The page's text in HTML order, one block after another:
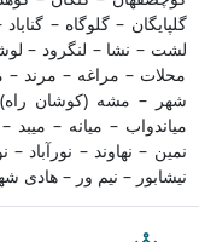
گلپایگان – گلوگاه –
لشت – نشا – لنگرود –
محلات – مراغه – مرند
شهر – مشه (کوشان راه)
میاندواب – میانه –
نمین – نهاوند – نورآباد
نیشابور – نیم ور – هادی